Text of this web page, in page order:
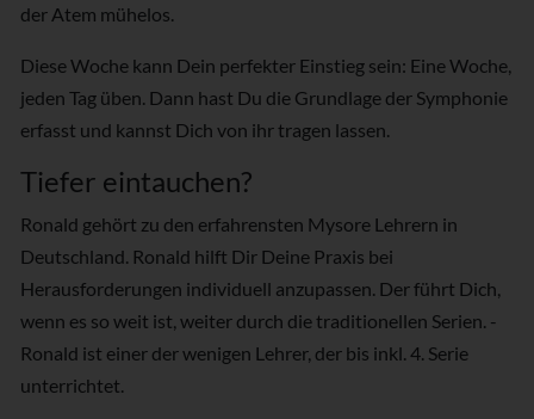
der Atem mühelos.
Diese Woche kann Dein perfekter Einstieg sein: Eine Woche,
jeden Tag üben. Dann hast Du die Grundlage der Symphonie
erfasst und kannst Dich von ihr tragen lassen.
Tiefer eintauchen?
Ronald gehört zu den erfahrensten Mysore Lehrern in
Deutschland. Ronald hilft Dir Deine Praxis bei
Herausforderungen individuell anzupassen. Der führt Dich,
wenn es so weit ist, weiter durch die traditionellen Serien. -
Ronald ist einer der wenigen Lehrer, der bis inkl. 4. Serie
unterrichtet.